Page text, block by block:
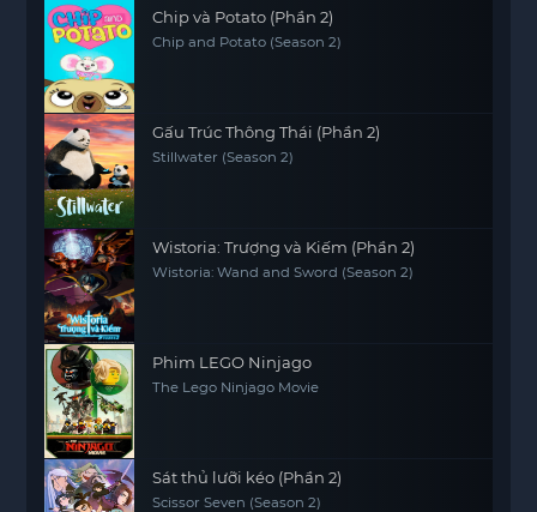
Chip và Potato (Phần 2)
Chip and Potato (Season 2)
Gấu Trúc Thông Thái (Phần 2)
Stillwater (Season 2)
Wistoria: Trượng và Kiếm (Phần 2)
Wistoria: Wand and Sword (Season 2)
Phim LEGO Ninjago
The Lego Ninjago Movie
Sát thủ lưỡi kéo (Phần 2)
Scissor Seven (Season 2)